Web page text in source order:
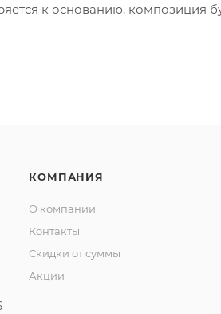
к основанию, композиция
КОМПАНИЯ
О компании
Контакты
Скидки от суммы
Акции